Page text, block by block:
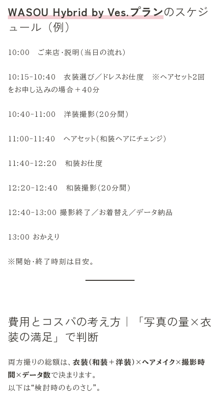
WASOU Hybrid by Ves.プランのスケジ
ュール（例）
10:00 ご来店・説明（当日の流れ）
10:15-10:40 衣装選び／ドレスお仕度 ※ヘアセット2回
をお申し込みの場合＋40分
10:40-11:00 洋装撮影（20分間）
11:00-11:40 ヘアセット（和装ヘアにチェンジ）
11:40-12:20 和装お仕度
12:20-12:40 和装撮影（20分間）
12:40-13:00 撮影終了／お着替え／データ納品
13:00 おかえり
※開始・終了時刻は目安。
費用とコスパの考え方｜「写真の量×衣
装の満足」で判断
両方撮りの総額は、 衣装（和装＋洋装）×ヘアメイク×撮影時
間×データ数で決まります。
以下は“検討時のものさし”。